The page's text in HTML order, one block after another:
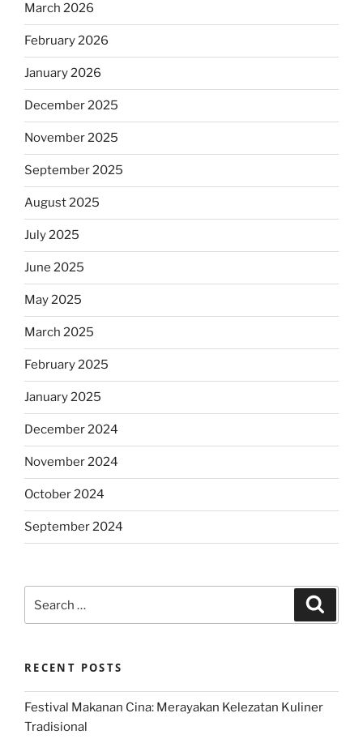
March 2026
February 2026
January 2026
December 2025
November 2025
September 2025
August 2025
July 2025
June 2025
May 2025
March 2025
February 2025
January 2025
December 2024
November 2024
October 2024
September 2024
for:
RECENT POSTS
Festival Makanan Cina: Merayakan Kelezatan Kuliner
Tradisional